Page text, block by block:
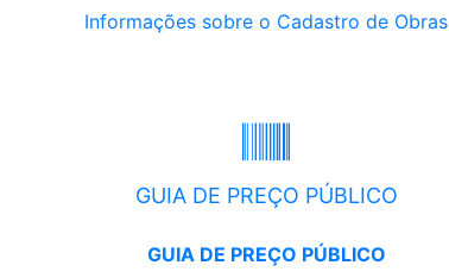
Informações sobre o Cadastro de Obras
GUIA DE PREÇO PÚBLICO
GUIA DE PREÇO PÚBLICO